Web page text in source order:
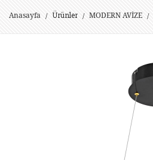
Anasayfa / Ürünler / MODERN AVİZE /